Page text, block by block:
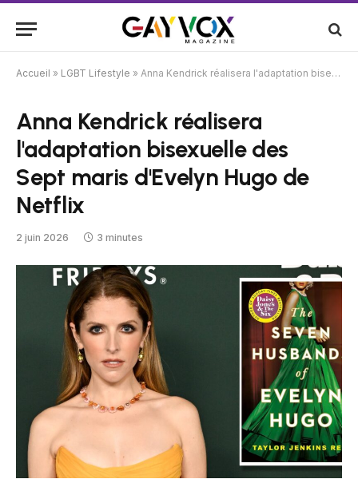
Accueil » LGBT Lifestyle » Anna Kendrick réalisera l'adaptation bisexuelle des Sept maris d'Evelyn Hugo de Netflix
Anna Kendrick réalisera
l'adaptation bisexuelle des
Sept maris d'Evelyn Hugo de
Netflix
2 juin 2026 3 minutes